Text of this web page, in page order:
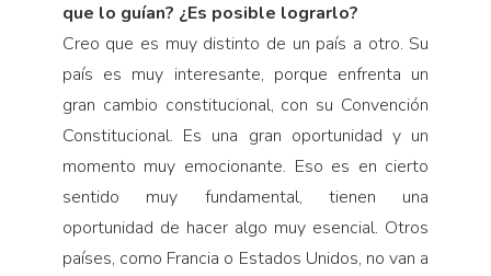
que lo guían? ¿Es posible lograrlo?
Creo que es muy distinto de un país a otro. Su
país es muy interesante, porque enfrenta un
gran cambio constitucional, con su Convención
Constitucional. Es una gran oportunidad y un
momento muy emo­cionante. Eso es en cierto
sentido muy fundamental, tienen una
oportunidad de hacer algo muy esencial. Otros
países, como Francia o Estados Unidos, no van a